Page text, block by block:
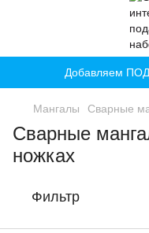
Добавляем
Мангалы Сварные
Сварные
ножках
Фильтр